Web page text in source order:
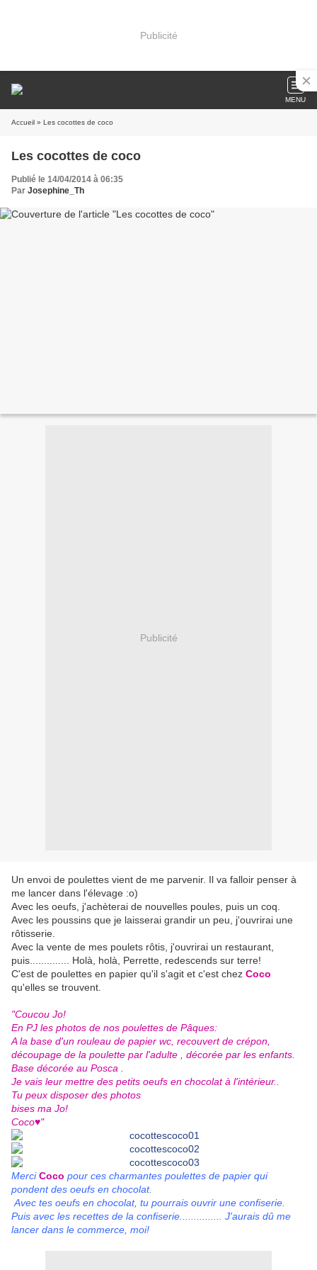
Publicité
MENU
Accueil » Les cocottes de coco
Les cocottes de coco
Publié le 14/04/2014 à 06:35
Par Josephine_Th
Publicité
Un envoi de poulettes vient de me parvenir. Il va falloir penser à
me lancer dans l'élevage :o)
Avec les oeufs, j'achèterai de nouvelles poules, puis un coq.
Avec les poussins que je laisserai grandir un peu, j'ouvrirai une
rôtisserie.
Avec la vente de mes poulets rôtis, j'ouvrirai un restaurant,
puis.............. Holà, holà, Perrette, redescends sur terre!
C'est de poulettes en papier qu'il s'agit et c'est chez Coco
qu'elles se trouvent.
"Coucou Jo!
En PJ les photos de nos poulettes de Pâques:
A la base d'un rouleau de papier wc, recouvert de crépon,
découpage de la poulette par l'adulte , décorée par les enfants.
Base décorée au Posca .
Je vais leur mettre des petits oeufs en chocolat à l'intérieur..
Tu peux disposer des photos
bises ma Jo!
Coco♥"
Merci Coco pour ces charmantes poulettes de papier qui
pondent des oeufs en chocolat.
Avec tes oeufs en chocolat, tu pourrais ouvrir une confiserie.
Puis avec les recettes de la confiserie............... J'aurais dû me
lancer dans le commerce, moi!